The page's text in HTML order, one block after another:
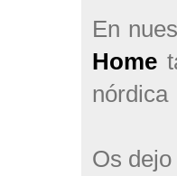
En
Home
nórdica
Os